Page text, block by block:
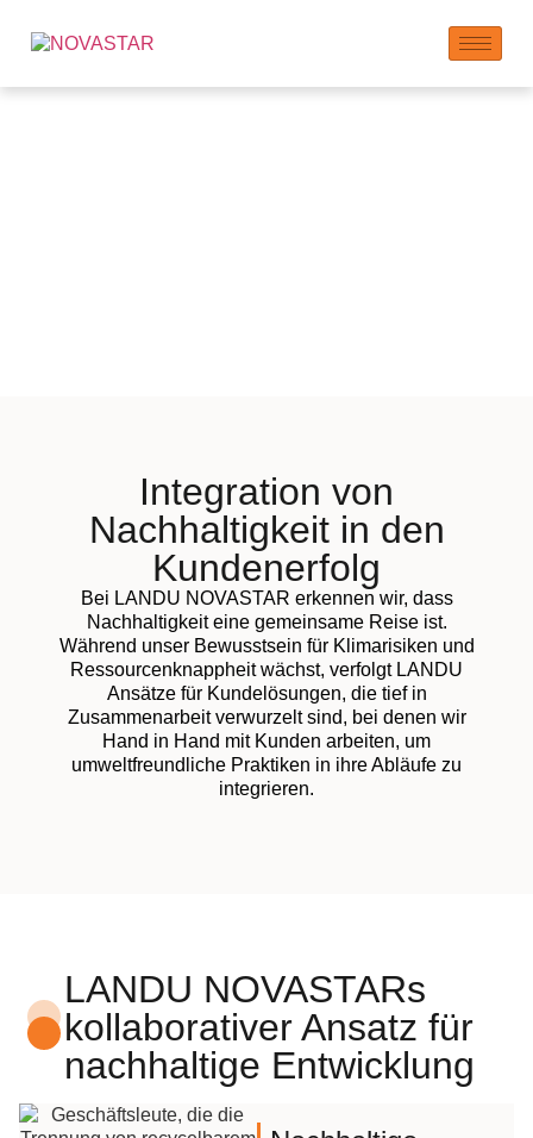
Integration von
Nachhaltigkeit in den
Kundenerfolg
Bei LANDU NOVASTAR erkennen wir, dass
Nachhaltigkeit eine gemeinsame Reise ist.
Während unser Bewusstsein für Klimarisiken und
Ressourcenknappheit wächst, verfolgt LANDU
Ansätze für Kundelösungen, die tief in
Zusammenarbeit verwurzelt sind, bei denen wir
Hand in Hand mit Kunden arbeiten, um
umweltfreundliche Praktiken in ihre Abläufe zu
integrieren.
LANDU NOVASTARs
kollaborativer Ansatz für
nachhaltige Entwicklung